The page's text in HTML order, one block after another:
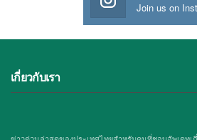
Join us on
เกี่ยวกับเรา